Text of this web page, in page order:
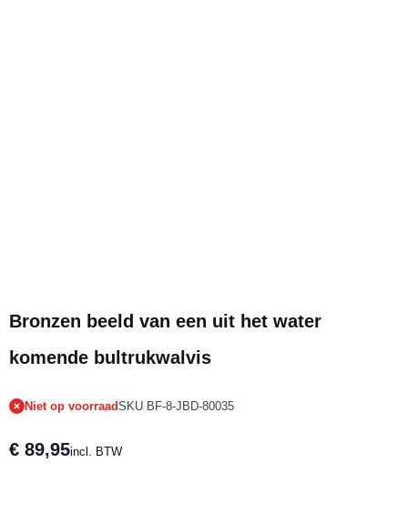
Bronzen beeld van een uit het water
komende bultrukwalvis
Niet op voorraadSKU BF-8-JBD-80035
€ 89,95incl. BTW